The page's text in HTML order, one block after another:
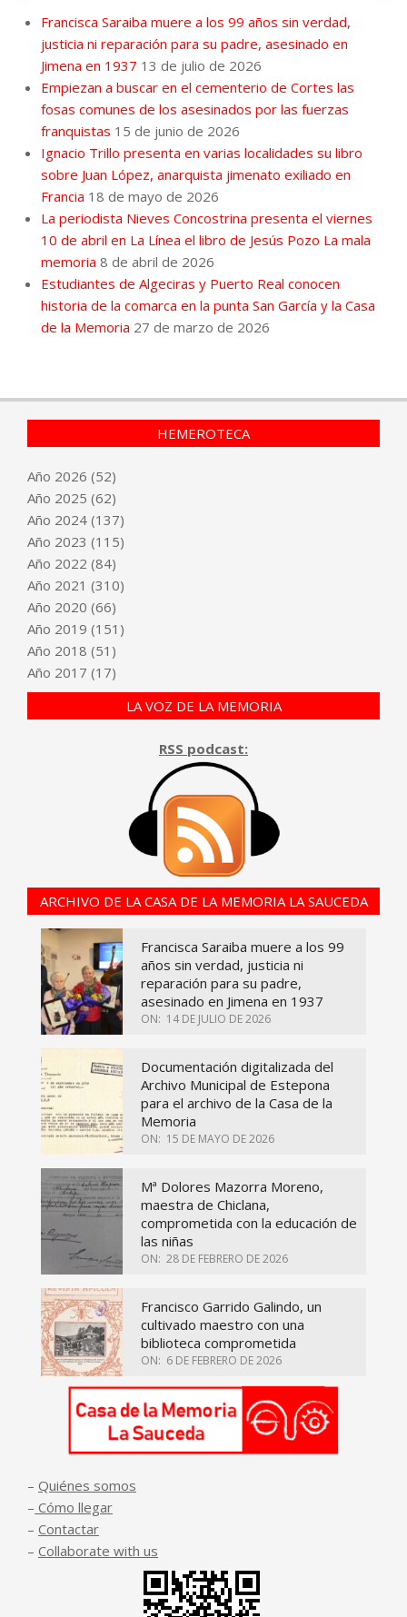
Francisca Saraiba muere a los 99 años sin verdad,
justicia ni reparación para su padre, asesinado en
Jimena en 1937 13 de julio de 2026
Empiezan a buscar en el cementerio de Cortes las
fosas comunes de los asesinados por las fuerzas
franquistas 15 de junio de 2026
Ignacio Trillo presenta en varias localidades su libro
sobre Juan López, anarquista jimenato exiliado en
Francia 18 de mayo de 2026
La periodista Nieves Concostrina presenta el viernes
10 de abril en La Línea el libro de Jesús Pozo La mala
memoria 8 de abril de 2026
Estudiantes de Algeciras y Puerto Real conocen
historia de la comarca en la punta San García y la Casa
de la Memoria 27 de marzo de 2026
HEMEROTECA
Año 2026 (52)
Año 2025 (62)
Año 2024 (137)
Año 2023 (115)
Año 2022 (84)
Año 2021 (310)
Año 2020 (66)
Año 2019 (151)
Año 2018 (51)
Año 2017 (17)
LA VOZ DE LA MEMORIA
RSS podcast:
ARCHIVO DE LA CASA DE LA MEMORIA LA SAUCEDA
Francisca Saraiba muere a los 99
años sin verdad, justicia ni
reparación para su padre,
asesinado en Jimena en 1937
ON: 14 DE JULIO DE 2026
Documentación digitalizada del
Archivo Municipal de Estepona
para el archivo de la Casa de la
Memoria
ON: 15 DE MAYO DE 2026
Mª Dolores Mazorra Moreno,
maestra de Chiclana,
comprometida con la educación de
las niñas
ON: 28 DE FEBRERO DE 2026
Francisco Garrido Galindo, un
cultivado maestro con una
biblioteca comprometida
ON: 6 DE FEBRERO DE 2026
– Quiénes somos
– Cómo llegar
– Contactar
– Collaborate with us